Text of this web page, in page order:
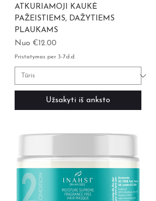
ATKURIAMOJI KAUKĖ
PAŽEISTIEMS, DAŽYTIEMS
PLAUKAMS
Nuo €12.00
Pardavimo kaina
Pristatymas per 3-7d.d.
Užsakyti iš anksto